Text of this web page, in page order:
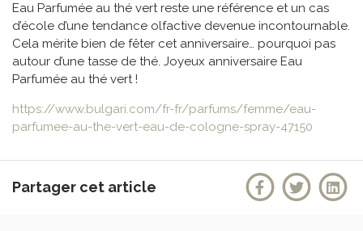
Eau Parfumée au thé vert reste une référence et un cas
d’école d’une tendance olfactive devenue incontournable.
Cela mérite bien de fêter cet anniversaire… pourquoi pas
autour d’une tasse de thé. Joyeux anniversaire Eau
Parfumée au thé vert !
https://www.bulgari.com/fr-fr/parfums/femme/eau-
parfumee-au-the-vert-eau-de-cologne-spray-47150
Partager cet article